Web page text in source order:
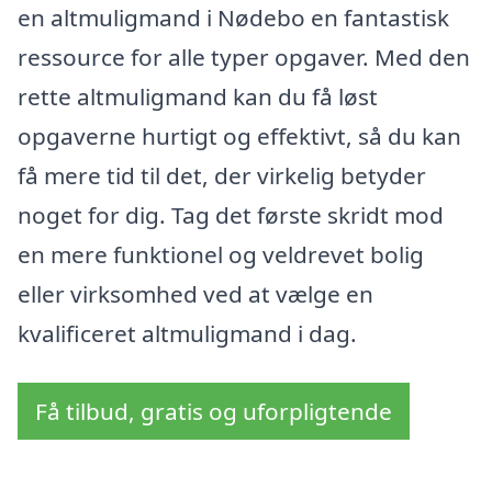
en altmuligmand i Nødebo en fantastisk
ressource for alle typer opgaver. Med den
rette altmuligmand kan du få løst
opgaverne hurtigt og effektivt, så du kan
få mere tid til det, der virkelig betyder
noget for dig. Tag det første skridt mod
en mere funktionel og veldrevet bolig
eller virksomhed ved at vælge en
kvalificeret altmuligmand i dag.
Få tilbud, gratis og uforpligtende